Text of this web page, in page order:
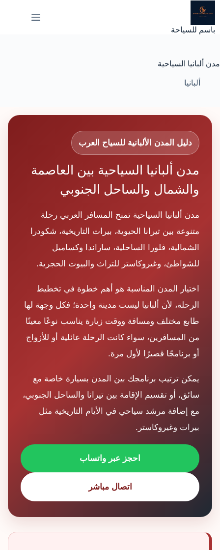
إلى
باسم للسياحة
مدن ألبانيا السياحية
ألبانيا
دليل المدن الألبانية للسياح العرب
مدن ألبانيا السياحية بين العاصمة
والشمال والساحل الجنوبي
مدن ألبانيا السياحية تمنح المسافر العربي رحلة
متنوعة بين تيرانا الحيوية، بيرات التاريخية، شكودرا
الشمالية، فلورا الساحلية، ساراندا وكساميل
للشواطئ، وغيروكاستر للتراث والبيوت الحجرية.
اختيار المدن المناسبة هو أهم خطوة في تخطيط
الرحلة، لأن ألبانيا ليست مدينة واحدة؛ فكل وجهة لها
طابع مختلف ومسافة ووقت زيارة يناسب نوعًا معينًا
من المسافرين، سواء كانت الرحلة عائلية أو للأزواج
أو برنامجًا قصيرًا لأول مرة.
يمكن ترتيب برنامجك بين المدن بسيارة خاصة مع
سائق، أو تقسيم الإقامة بين تيرانا والساحل الجنوبي،
مع إضافة مرشد سياحي في الأيام التاريخية مثل
بيرات وغيروكاستر.
احجز عبر واتساب
اتصال مباشر